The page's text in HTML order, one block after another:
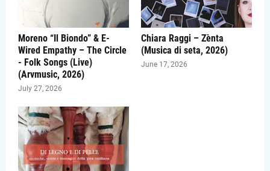
Moreno “Il Biondo” & E-
Wired Empathy – The Circle
- Folk Songs (Live)
(Arvmusic, 2026)
July 27, 2026
Chiara Raggi – Zènta
(Musica di seta, 2026)
June 17, 2026